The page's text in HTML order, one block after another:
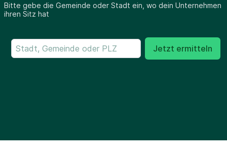
Bitte gebe die Gemeinde oder Stadt ein, wo dein Unternehmen
ihren Sitz hat
Jetzt ermitteln